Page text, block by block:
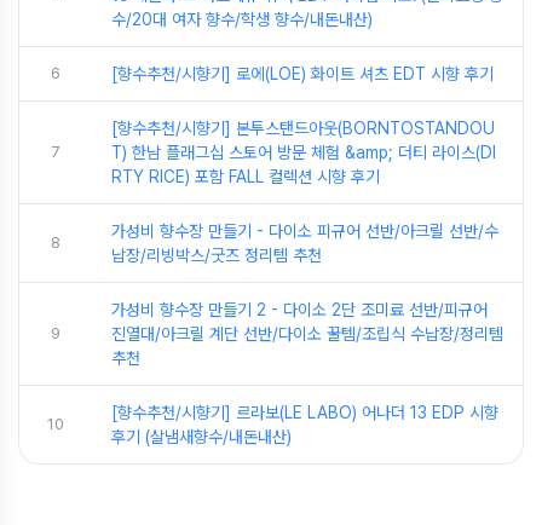
수/20대 여자 향수/학생 향수/내돈내산)
6 [향수추천/시향기] 로에(LOE) 화이트 셔츠 EDT 시향 후기
7
[향수추천/시향기] 본투스탠드아웃(BORNTOSTANDOU
T) 한남 플래그십 스토어 방문 체험 &amp; 더티 라이스(DI
RTY RICE) 포함 FALL 컬렉션 시향 후기
8
가성비 향수장 만들기 - 다이소 피규어 선반/아크릴 선반/수
납장/리빙박스/굿즈 정리템 추천
9
가성비 향수장 만들기 2 - 다이소 2단 조미료 선반/피규어
진열대/아크릴 계단 선반/다이소 꿀템/조립식 수납장/정리템
추천
10
[향수추천/시향기] 르라보(LE LABO) 어나더 13 EDP 시향
후기 (살냄새향수/내돈내산)